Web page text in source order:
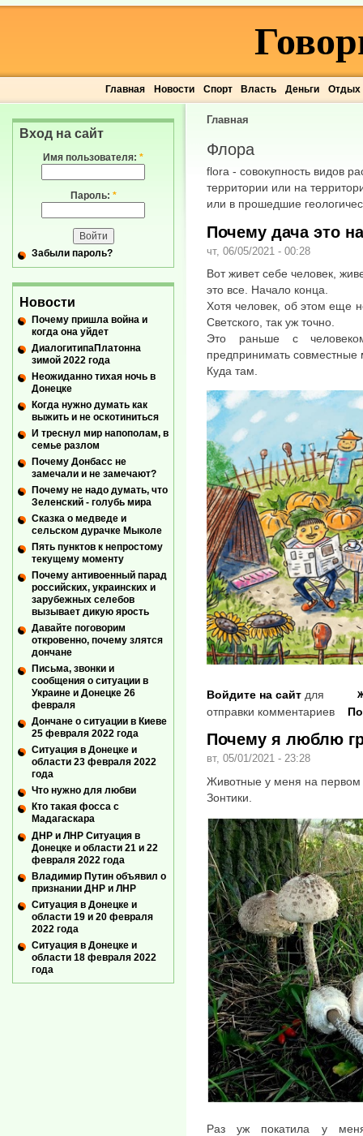
Главная Новости Спорт Власть Деньги Отдых
Главная
Флора
flora - совокупность видов
территории или на
или в прошедшие
Почему дача это
чт, 06/05/2021 - 00:28
Вот живет себе человек,
это все. Начало конца.
Хотя человек, об этом еще
Светского, так уж точно.
Это раньше с
предпринимать совместные
Куда там.
Войдите на сайт для
отправки комментариев
Почему я люблю
вт, 05/01/2021 - 23:28
Животные у меня на первом
Зонтики.
Раз уж покатила у
Вход на сайт
Имя пользователя: *
Пароль: *
Забыли пароль?
Новости
Почему пришла война и
когда она уйдет
ДиалогитипаПлатонна
зимой 2022 года
Неожиданно тихая ночь в
Донецке
Когда нужно думать как
выжить и не оскотиниться
И треснул мир напополам, в
семье разлом
Почему Донбасс не
замечали и не замечают?
Почему не надо думать, что
Зеленский - голубь мира
Сказка о медведе и
сельском дурачке Мыколе
Пять пунктов к непростому
текущему моменту
Почему антивоенный парад
российских, украинских и
зарубежных селебов
вызывает дикую ярость
Давайте поговорим
откровенно, почему злятся
дончане
Письма, звонки и
сообщения о ситуации в
Украине и Донецке 26
февраля
Дончане о ситуации в Киеве
25 февраля 2022 года
Ситуация в Донецке и
области 23 февраля 2022
года
Что нужно для любви
Кто такая фосса с
Мадагаскара
ДНР и ЛНР Ситуация в
Донецке и области 21 и 22
февраля 2022 года
Владимир Путин объявил о
признании ДНР и ЛНР
Ситуация в Донецке и
области 19 и 20 февраля
2022 года
Ситуация в Донецке и
области 18 февраля 2022
года